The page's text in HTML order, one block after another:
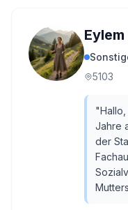
Eylem
5103
"
Jahre
der